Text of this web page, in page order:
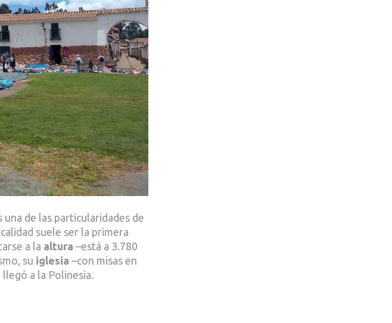
de las particularidades de
suele ser la primera
a la altura –está a 3.780
su iglesia –con misas en
llegó a la Polinesia.